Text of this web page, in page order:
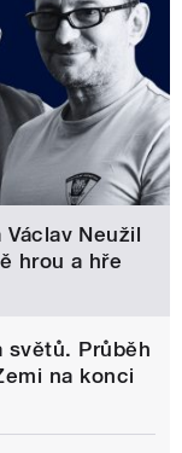
Neužil
hrou a hře
světů. Průběh
na konci